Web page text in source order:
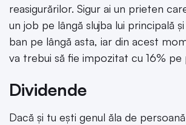
reasigurărilor. Sigur ai un prieten
un job pe lângă slujba lui principală
ban pe lângă asta, iar din acest
va trebui să fie impozitat cu 16% pe
Dividende
Dacă și tu ești genul ăla de